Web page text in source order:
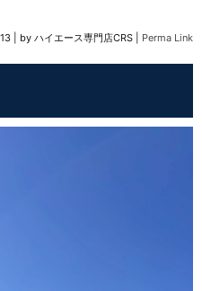
by ハイエース専門店CRS Perma Link